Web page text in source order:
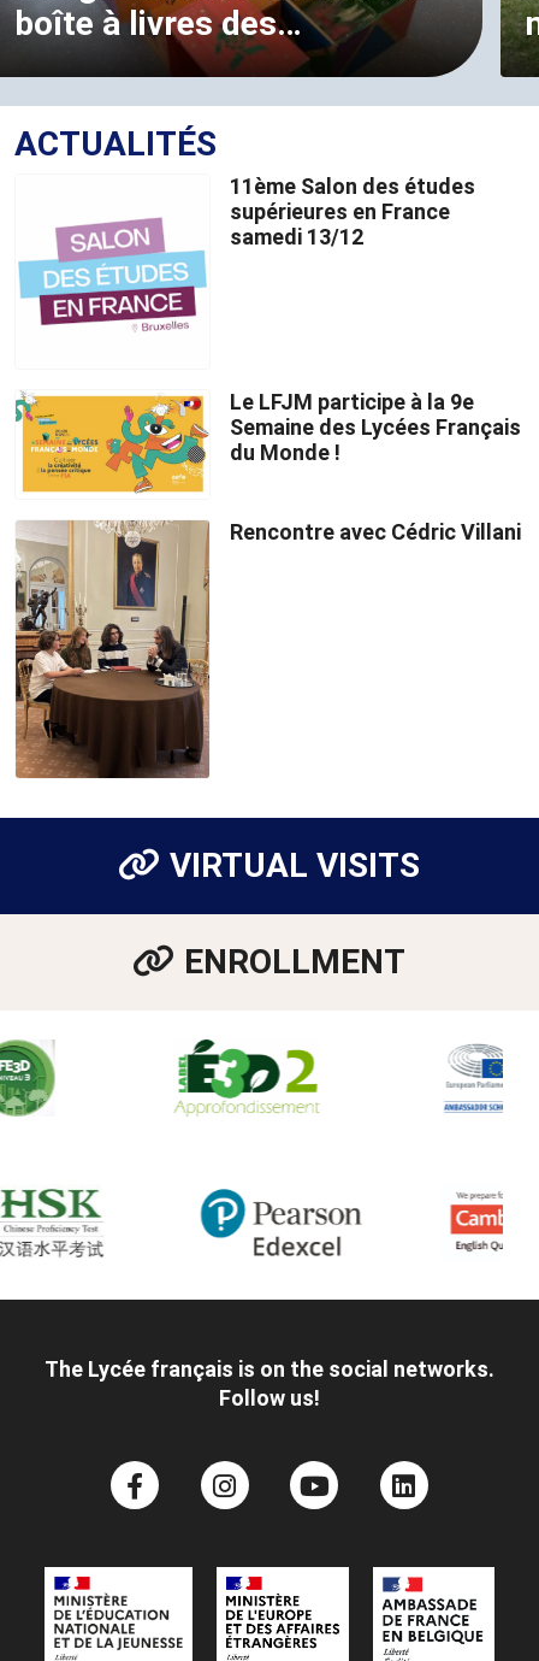
boîte à livres des…
ACTUALITÉS
11ème Salon des études
supérieures en France
samedi 13/12
Le LFJM participe à la 9e
Semaine des Lycées Français
du Monde !
Rencontre avec Cédric Villani
VIRTUAL VISITS
ENROLLMENT
The Lycée français is on the social networks.
Follow us!